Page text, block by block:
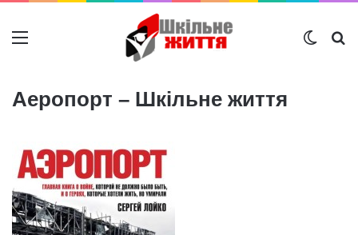
Меню
Аеропорт – Шкільне життя